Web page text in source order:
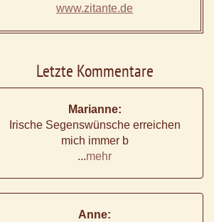
www.zitante.de
Letzte Kommentare
Marianne:
Irische Segenswünsche erreichen
mich immer b
...mehr
Anne: